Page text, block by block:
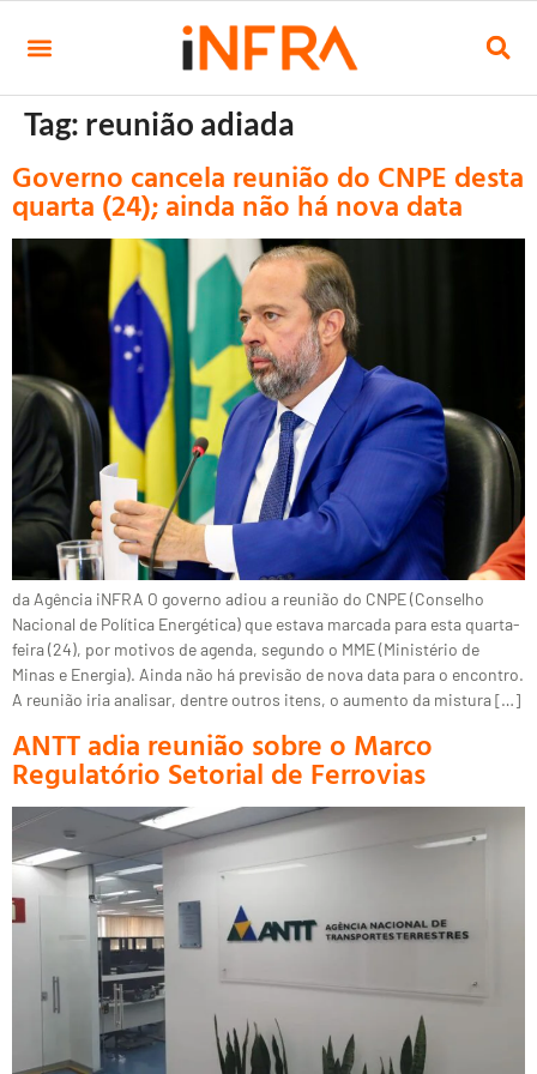
Tag: reunião adiada
Governo cancela reunião do CNPE desta
quarta (24); ainda não há nova data
da Agência iNFRA O governo adiou a reunião do CNPE (Conselho
Nacional de Política Energética) que estava marcada para esta quarta-
feira (24), por motivos de agenda, segundo o MME (Ministério de
Minas e Energia). Ainda não há previsão de nova data para o encontro.
A reunião iria analisar, dentre outros itens, o aumento da mistura […]
ANTT adia reunião sobre o Marco
Regulatório Setorial de Ferrovias